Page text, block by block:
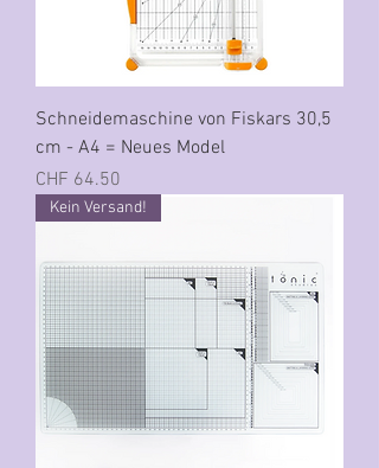
Schneidemaschine von Fiskars 30,5
cm - A4 = Neues Model
Preis
CHF 64.50
Kein Versand!